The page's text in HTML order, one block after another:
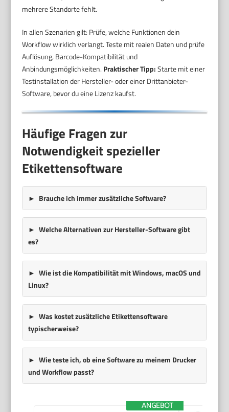
mehrere Standorte fehlt.
In allen Szenarien gilt: Prüfe, welche Funktionen dein
Workflow wirklich verlangt. Teste mit realen Daten und prüfe
Auflösung, Barcode-Kompatibilität und
Anbindungsmöglichkeiten. Praktischer Tipp:Starte mit einer
Testinstallation der Hersteller- oder einer Drittanbieter-
Software, bevor du eine Lizenz kaufst.
Häufige Fragen zur
Notwendigkeit spezieller
Etikettensoftware
Brauche ich immer zusätzliche Software?
Welche Alternativen zur Hersteller-Software gibt
es?
Wie ist die Kompatibilität mit Windows, macOS und
Linux?
Was kostet zusätzliche Etikettensoftware
typischerweise?
Wie teste ich, ob eine Software zu meinem Drucker
und Workflow passt?
ANGEBOT